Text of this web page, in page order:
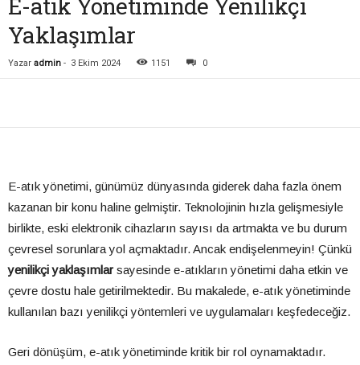
E-atık Yönetiminde Yenilikçi
Yaklaşımlar
Yazar admin - 3 Ekim 2024 1151 0
E-atık yönetimi, günümüz dünyasında giderek daha fazla önem
kazanan bir konu haline gelmiştir. Teknolojinin hızla gelişmesiyle
birlikte, eski elektronik cihazların sayısı da artmakta ve bu durum
çevresel sorunlara yol açmaktadır. Ancak endişelenmeyin! Çünkü
yenilikçi yaklaşımlarsayesinde e-atıkların yönetimi daha etkin ve
çevre dostu hale getirilmektedir. Bu makalede, e-atık yönetiminde
kullanılan bazı yenilikçi yöntemleri ve uygulamaları keşfedeceğiz.
Geri dönüşüm, e-atık yönetiminde kritik bir rol oynamaktadır.